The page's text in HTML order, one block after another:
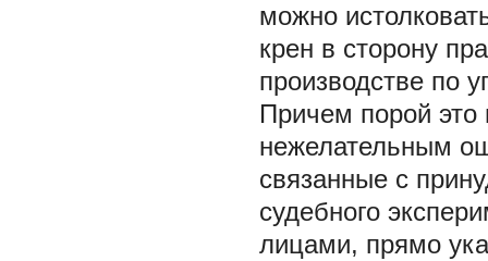
можно
крен в сторону
производстве по
Причем порой это
нежелательным
связанные с
судебного
лицами, прямо